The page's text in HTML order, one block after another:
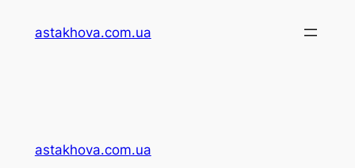
astakhova.com.ua
astakhova.com.ua